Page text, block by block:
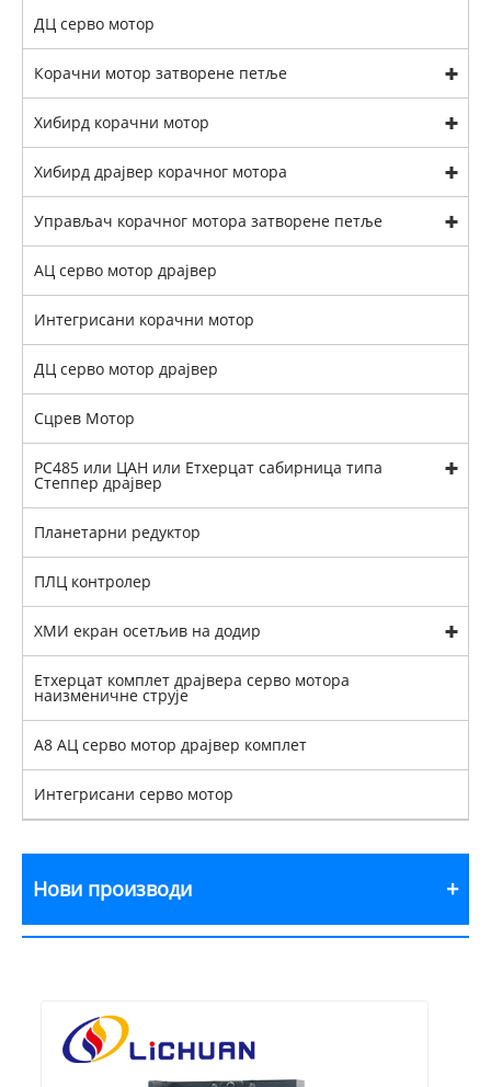
ДЦ серво мотор
Корачни мотор затворене петље
Хибирд корачни мотор
Хибирд драјвер корачног мотора
Управљач корачног мотора затворене петље
АЦ серво мотор драјвер
Интегрисани корачни мотор
ДЦ серво мотор драјвер
Сцрев Мотор
РС485 или ЦАН или Етхерцат сабирница типа
Степпер драјвер
Планетарни редуктор
ПЛЦ контролер
ХМИ екран осетљив на додир
Етхерцат комплет драјвера серво мотора
наизменичне струје
А8 АЦ серво мотор драјвер комплет
Интегрисани серво мотор
Нови производи